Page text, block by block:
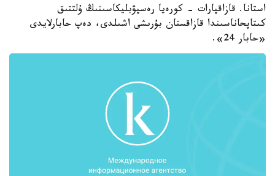
استانا. قازاقپارات - كورەيا رەسپۋبليكاسىنىڭ ۇلتتىق
كىتاپحاناسىندا قازاقستان بۇرىشى اشىلدى، دەپ حابارلايدى
«حابار 24».